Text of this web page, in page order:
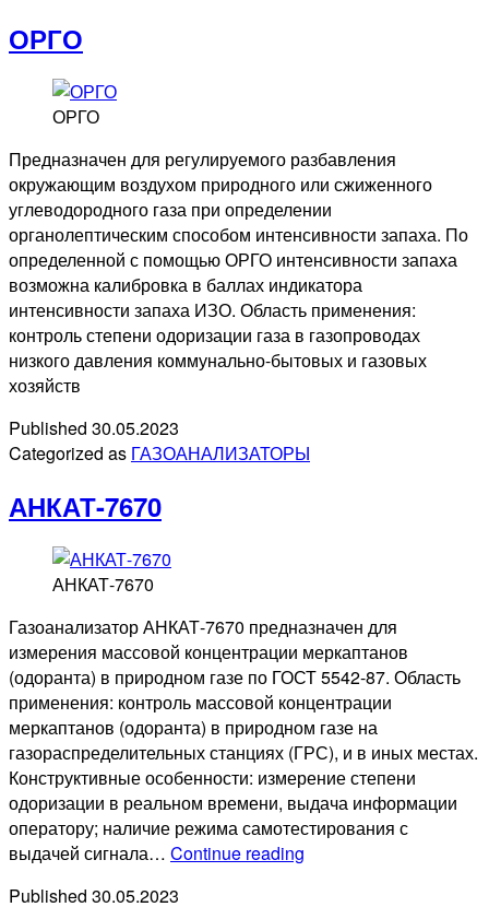
ОРГО
ОРГО
Предназначен для регулируемого разбавления
окружающим воздухом природного или сжиженного
углеводородного газа при определении
органолептическим способом интенсивности запаха. По
определенной с помощью ОРГО интенсивности запаха
возможна калибровка в баллах индикатора
интенсивности запаха ИЗО. Область применения:
контроль степени одоризации газа в газопроводах
низкого давления коммунально-бытовых и газовых
хозяйств
Published 30.05.2023
Categorized as ГАЗОАНАЛИЗАТОРЫ
АНКАТ-7670
АНКАТ-7670
Газоанализатор АНКАТ-7670 предназначен для
измерения массовой концентрации меркаптанов
(одоранта) в природном газе по ГОСТ 5542-87. Область
применения: контроль массовой концентрации
меркаптанов (одоранта) в природном газе на
газораспределительных станциях (ГРС), и в иных местах.
Конструктивные особенности: измерение степени
одоризации в реальном времени, выдача информации
оператору; наличие режима самотестирования с
выдачей сигнала… Continue reading
Published 30.05.2023